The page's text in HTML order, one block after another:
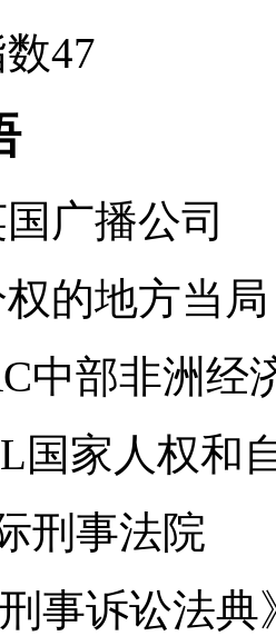
47
广播公司
的地方当局
中部非洲经
国家人权和
刑事法院
事诉讼法典